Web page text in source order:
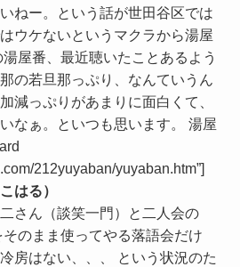
ねー。という話が世田谷区では
ウケないというマクラから湯屋
屋番、最近聴いたことあるよう
の若旦那っぷり、なんていうん
減っぷりがあまりに面白くて、
なぁ。といつも思います。 湯屋
212yuyaban/yuyaban.htm”]
はる）
さん（談笑一門）と二人会の
のまま使ってやる落語会だけ
房はない、、、 という状況のた